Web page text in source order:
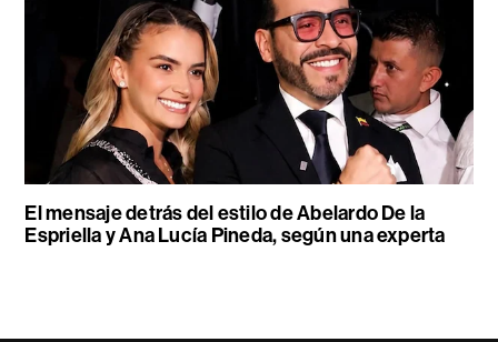
El mensaje detrás del estilo de Abelardo De la
Espriella y Ana Lucía Pineda, según una experta